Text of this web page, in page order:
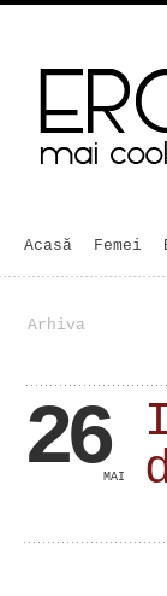
Acasă Femei
Arhiva
26MAI